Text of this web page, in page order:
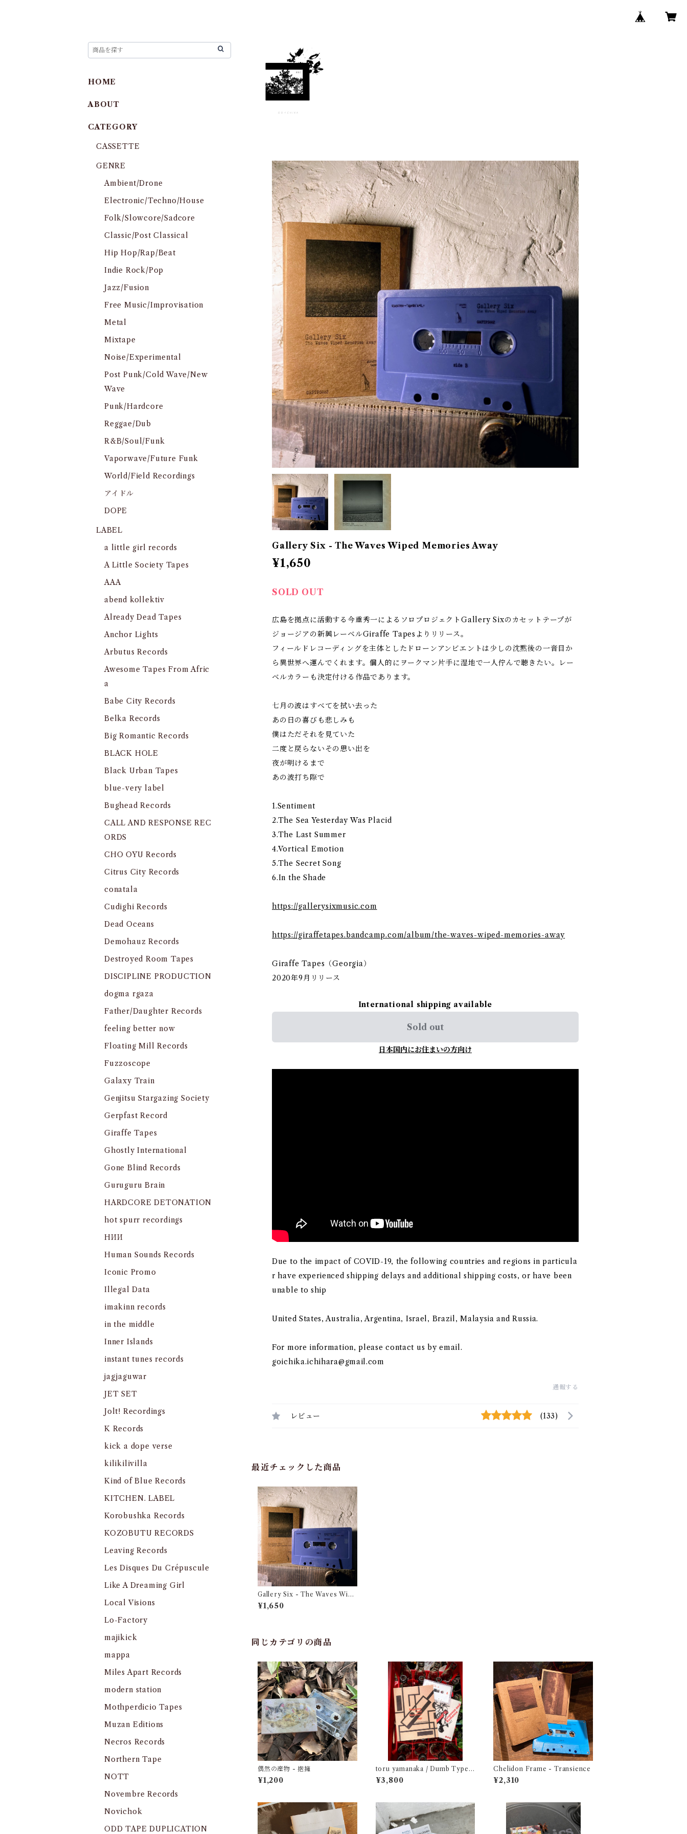
Gallery Six - The Waves Wiped Memories Away
¥1,650
SOLD OUT
広島を拠点に活動する今重秀一によるソロプロジェクトGallery Sixのカセットテープが
ジョージアの新興レーベルGiraffe Tapesよりリリース。
フィールドレコーディングを主体としたドローンアンビエントは少しの沈黙後の一音目か
ら異世界へ運んでくれます。個人的にヲークマン片手に湿地で一人佇んで聴きたい。レー
ベルカラーも決定付ける作品であります。
七月の波はすべてを拭い去った
あの日の喜びも悲しみも
僕はただそれを見ていた
二度と戻らないその思い出を
夜が明けるまで
あの波打ち際で
1.Sentiment
2.The Sea Yesterday Was Placid
3.The Last Summer
4.Vortical Emotion
5.The Secret Song
6.In the Shade
https://gallerysixmusic.com
https://giraffetapes.bandcamp.com/album/the-waves-wiped-memories-away
Giraffe Tapes（Georgia）
2020年9月リリース
International shipping available
Sold out
日本国内にお住まいの方向け
Due to the impact of COVID-19, the following countries and regions in particula
r have experienced shipping delays and additional shipping costs, or have been
unable to ship
United States, Australia, Argentina, Israel, Brazil, Malaysia and Russia.
For more information, please contact us by email.
goichika.ichihara@gmail.com
通報する
レビュー (133)
最近チェックした商品
Gallery Six - The Waves Wipe
d Memories Away
¥1,650
同じカテゴリの商品
偶然の産物 - 抱擁
¥1,200
toru yamanaka / Dumb Type -
Suspense and Romance 1987
（casette + book）
¥3,800
Chelidon Frame - Transience
¥2,310
HOME
ABOUT
CATEGORY
CASSETTE
GENRE
Ambient/Drone
Electronic/Techno/House
Folk/Slowcore/Sadcore
Classic/Post Classical
Hip Hop/Rap/Beat
Indie Rock/Pop
Jazz/Fusion
Free Music/Improvisation
Metal
Mixtape
Noise/Experimental
Post Punk/Cold Wave/New
Wave
Punk/Hardcore
Reggae/Dub
R&B/Soul/Funk
Vaporwave/Future Funk
World/Field Recordings
アイドル
DOPE
LABEL
a little girl records
A Little Society Tapes
AAA
abend kollektiv
Already Dead Tapes
Anchor Lights
Arbutus Records
Awesome Tapes From Afric
a
Babe City Records
Belka Records
Big Romantic Records
BLACK HOLE
Black Urban Tapes
blue-very label
Bughead Records
CALL AND RESPONSE REC
ORDS
CHO OYU Records
Citrus City Records
conatala
Cudighi Records
Dead Oceans
Demohauz Records
Destroyed Room Tapes
DISCIPLINE PRODUCTION
dogma rgaza
Father/Daughter Records
feeling better now
Floating Mill Records
Fuzzoscope
Galaxy Train
Genjitsu Stargazing Society
Gerpfast Record
Giraffe Tapes
Ghostly International
Gone Blind Records
Guruguru Brain
HARDCORE DETONATION
hot spurr recordings
HИИ
Human Sounds Records
Iconic Promo
Illegal Data
imakinn records
in the middle
Inner Islands
instant tunes records
jagjaguwar
JET SET
Jolt! Recordings
K Records
kick a dope verse
kilikilivilla
Kind of Blue Records
KITCHEN. LABEL
Korobushka Records
KOZOBUTU RECORDS
Leaving Records
Les Disques Du Crépuscule
Like A Dreaming Girl
Local Visions
Lo-Factory
majikick
mappa
Miles Apart Records
modern station
Mothperdicio Tapes
Muzan Editions
Necros Records
Northern Tape
NOTT
Novembre Records
Novichok
ODD TAPE DUPLICATION